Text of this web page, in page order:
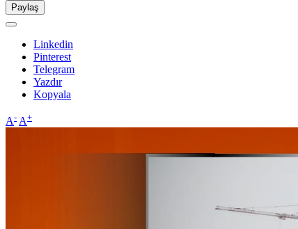
Paylaş
Linkedin
Pinterest
Telegram
Yazdır
Kopyala
A- A+